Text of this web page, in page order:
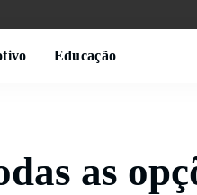
Educação
as